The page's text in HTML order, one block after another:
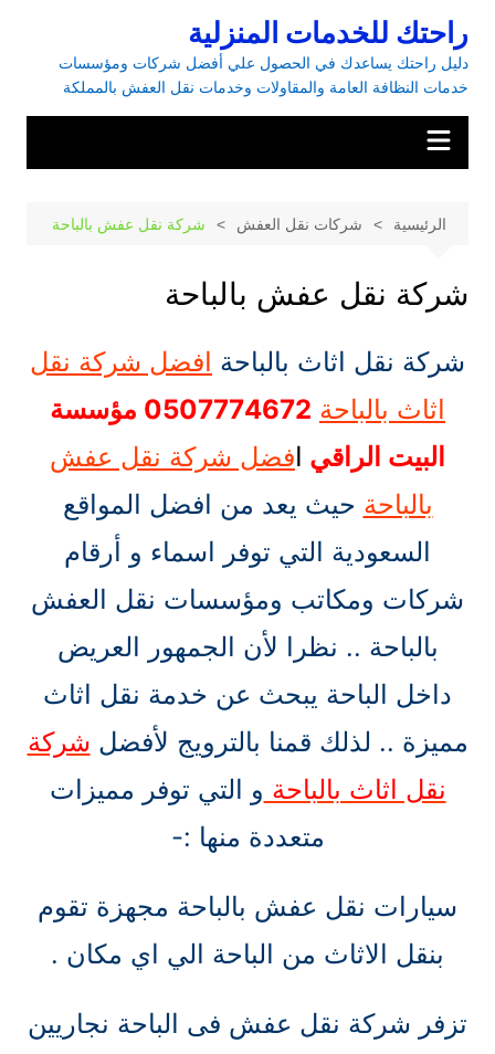
راحتك للخدمات المنزلية
دليل راحتك يساعدك في الحصول علي أفضل شركات ومؤسسات
خدمات النظافة العامة والمقاولات وخدمات نقل العفش بالمملكة
الرئيسية شركات نقل العفش شركة نقل عفش بالباحة
شركة نقل عفش بالباحة
شركة نقل اثاث بالباحة افضل شركة نقل
اثاث بالباحة
0507774672 مؤسسة
البيت الراقي افضل شركة نقل عفش
بالباحة حيث يعد من افضل المواقع
السعودية التي توفر اسماء و أرقام
شركات ومكاتب ومؤسسات نقل العفش
بالباحة .. نظرا لأن الجمهور العريض
داخل الباحة يبحث عن خدمة نقل اثاث
مميزة .. لذلك قمنا بالترويج لأفضل شركة
نقل اثاث بالباحة و التي توفر مميزات
متعددة منها :-
سيارات نقل عفش بالباحة مجهزة تقوم
بنقل الاثاث من الباحة الي اي مكان .
تزفر شركة نقل عفش فى الباحة نجاريين